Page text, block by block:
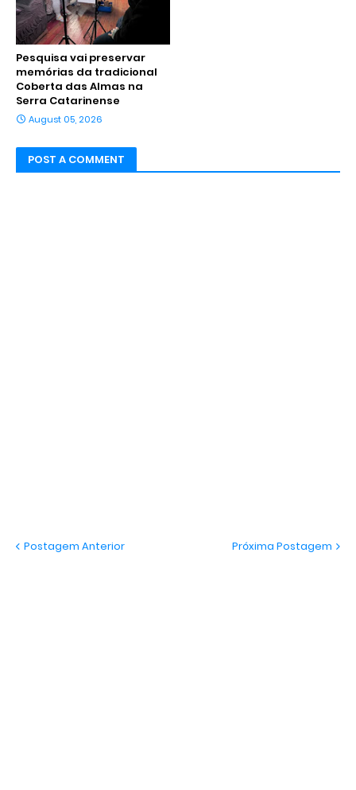
Pesquisa vai preservar
memórias da tradicional
Coberta das Almas na
Serra Catarinense
August 05, 2026
POST A COMMENT
Postagem Anterior Próxima Postagem